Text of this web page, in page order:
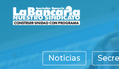
main
Noticias